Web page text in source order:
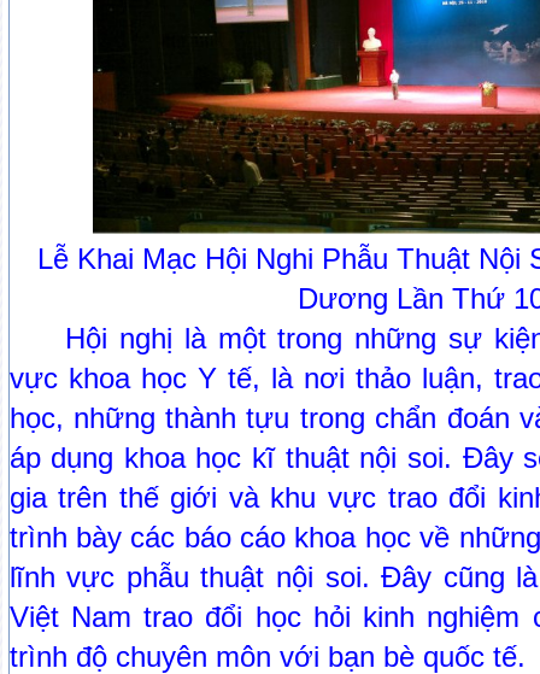
Lễ Khai Mạc Hội Nghi Phẫu Thuật Nội
Dương Lần Thứ
Hội nghị là một trong những sự
vực khoa học Y tế, là nơi thảo luận,
học, những thành tựu trong chẩn đoán
áp dụng khoa học kĩ thuật nội soi. Đây
gia trên thế giới và khu vực trao đổi
trình bày các báo cáo khoa học về
lĩnh vực phẫu thuật nội soi. Đây cũng
Việt Nam trao đổi học hỏi kinh nghiệm
trình độ chuyên môn với bạn bè quốc tế.